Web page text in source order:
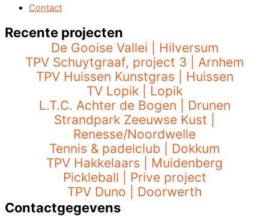
Contact
Recente projecten
De Gooise Vallei | Hilversum
TPV Schuytgraaf, project 3 | Arnhem
TPV Huissen Kunstgras | Huissen
TV Lopik | Lopik
L.T.C. Achter de Bogen | Drunen
Strandpark Zeeuwse Kust |
Renesse/Noordwelle
Tennis & padelclub | Dokkum
TPV Hakkelaars | Muidenberg
Pickleball | Prive project
TPV Duno | Doorwerth
Contactgegevens